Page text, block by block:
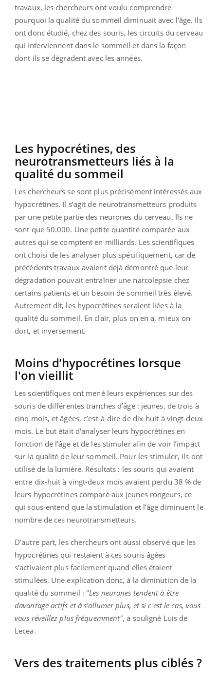
travaux, les chercheurs ont voulu comprendre
pourquoi la qualité du sommeil diminuait avec l'âge. Ils
ont donc étudié, chez des souris, les circuits du cerveau
qui interviennent dans le sommeil et dans la façon
dont ils se dégradent avec les années.
Les hypocrétines, des
neurotransmetteurs liés à la
qualité du sommeil
Les chercheurs se sont plus précisément intéressés aux
hypocrétines. Il s’agit de neurotransmetteurs produits
par une petite partie des neurones du cerveau. Ils ne
sont que 50.000. Une petite quantité comparée aux
autres qui se comptent en milliards. Les scientifiques
ont choisi de les analyser plus spécifiquement, car de
précédents travaux avaient déjà démontré que leur
dégradation pouvait entraîner une narcolepsie chez
certains patients et un besoin de sommeil très élevé.
Autrement dit, les hypocrétines seraient liées à la
qualité du sommeil. En clair, plus on en a, mieux on
dort, et inversement.
Moins d’hypocrétines lorsque
l'on vieillit
Les scientifiques ont mené leurs expériences sur des
souris de différentes tranches d’âge : jeunes, de trois à
cinq mois, et âgées, c’est-à-dire de dix-huit à vingt-deux
mois. Le but était d'analyser leurs hypocrétines en
fonction de l’âge et de les stimuler afin de voir l’impact
sur la qualité de leur sommeil. Pour les stimuler, ils ont
utilisé de la lumière. Résultats : les souris qui avaient
entre dix-huit à vingt-deux mois avaient perdu 38 % de
leurs hypocrétines comparé aux jeunes rongeurs, ce
qui sous-entend que la stimulation et l’âge diminuent le
nombre de ces neurotransmetteurs.
D’autre part, les chercheurs ont aussi observé que les
hypocrétines qui restaient à ces souris âgées
s’activaient plus facilement quand elles étaient
stimulées. Une explication donc, à la diminution de la
qualité du sommeil : "Les neurones tendent à être
davantage actifs et à s'allumer plus, et si c'est le cas, vous
vous réveillez plus fréquemment", a souligné Luis de
Lecea.
Vers des traitements plus ciblés ?